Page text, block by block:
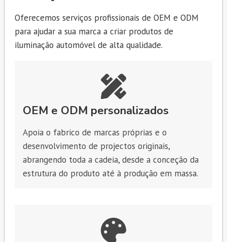
Oferecemos serviços profissionais de OEM e ODM
para ajudar a sua marca a criar produtos de
iluminação automóvel de alta qualidade.
OEM e ODM personalizados
Apoia o fabrico de marcas próprias e o
desenvolvimento de projectos originais,
abrangendo toda a cadeia, desde a conceção da
estrutura do produto até à produção em massa.